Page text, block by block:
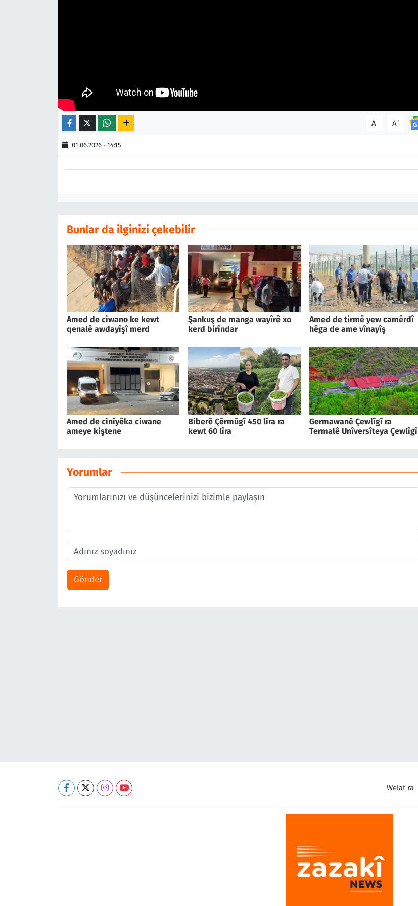
A- A+
01.06.2026 - 14:15
Bunlar da ilginizi çekebilir
Amed de ciwano ke kewt
qenalê awdayîşî merd
Şankuş de manga wayîrê xo
kerd birîndar
Amed de tirmê yew camêrdî
hêga de ame vînayîş
Amed de cinîyêka ciwane
ameye kiştene
Biberê Çêrmûgî 450 lîra ra
kewt 60 lîra
Germawanê Çewlîgî ra
Termalê Unîversîteya Çewlîgî
Yorumlar
Gönder
Welat ra